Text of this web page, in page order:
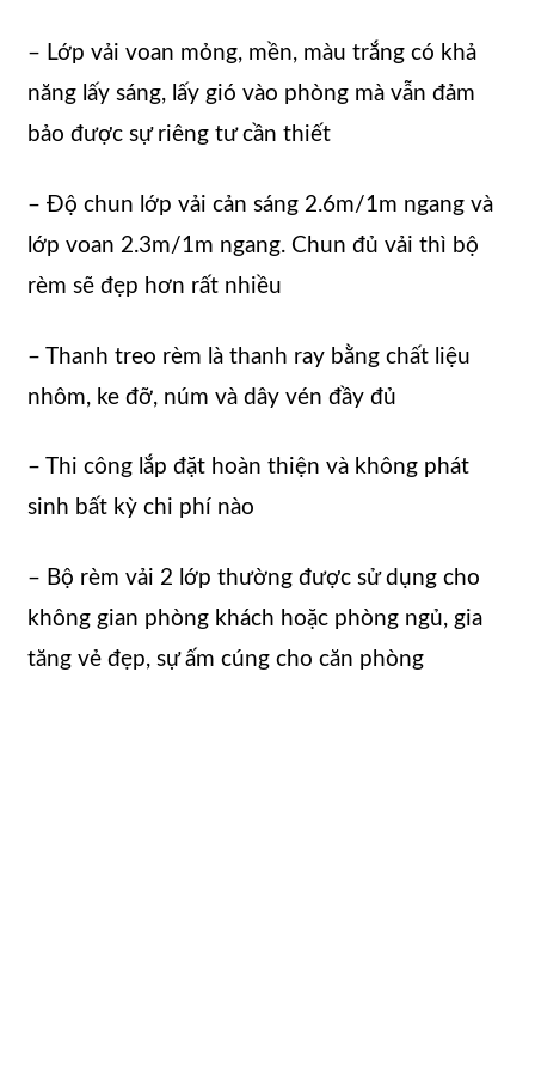
– Lớp vải voan mỏng, mền, màu trắng có khả
năng lấy sáng, lấy gió vào phòng mà vẫn đảm
bảo được sự riêng tư cần thiết
– Độ chun lớp vải cản sáng 2.6m/1m ngang và
lớp voan 2.3m/1m ngang. Chun đủ vải thì bộ
rèm sẽ đẹp hơn rất nhiều
– Thanh treo rèm là thanh ray bằng chất liệu
nhôm, ke đỡ, núm và dây vén đầy đủ
– Thi công lắp đặt hoàn thiện và không phát
sinh bất kỳ chi phí nào
– Bộ rèm vải 2 lớp thường được sử dụng cho
không gian phòng khách hoặc phòng ngủ, gia
tăng vẻ đẹp, sự ấm cúng cho căn phòng